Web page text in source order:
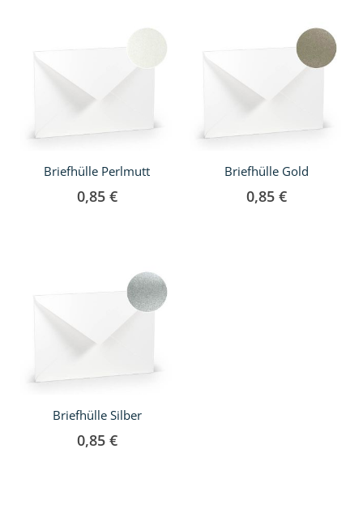
Briefhülle Perlmutt
0,85 €
Briefhülle Gold
0,85 €
Briefhülle Silber
0,85 €